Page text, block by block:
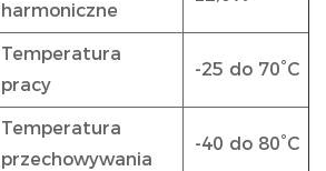
harmoniczne
Temperatura
pracy
-25 do 70°C
Temperatura
przechowywania
-40 do 80°C